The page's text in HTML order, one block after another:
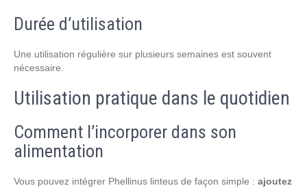
Durée d’utilisation
Une utilisation régulière sur plusieurs semaines est souvent
nécessaire.
Utilisation pratique dans le quotidien
Comment l’incorporer dans son
alimentation
Vous pouvez intégrer Phellinus linteus de façon simple : ajoutez